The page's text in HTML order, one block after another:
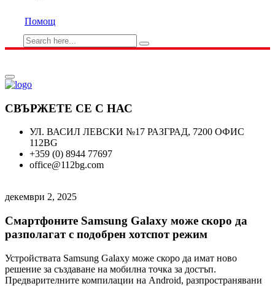
Помощ
СВЪРЖЕТЕ СЕ С НАС
УЛ. ВАСИЛ ЛЕВСКИ №17 РАЗГРАД, 7200 ОФИС
112BG
+359 (0) 8944 77697
office@112bg.com
декември 2, 2025
Смартфоните Samsung Galaxy може скоро да
разполагат с подобрен хотспот режим
Устройствата Samsung Galaxy може скоро да имат ново
решение за създаване на мобилна точка за достъп.
Предварителните компилации на Android, разпространявани